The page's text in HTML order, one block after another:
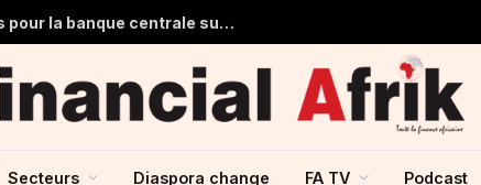
Ghana : 1,7 milliard de dollars de pertes pour la banque centrale sur ses achats d’or en 2025
Secteurs Diaspora change FA TV Podcast